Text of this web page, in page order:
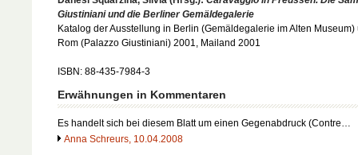
Giustiniani und die Berliner Gemäldegalerie
Katalog der Ausstellung in Berlin (Gemäldegalerie im Alten Museum)
Rom (Palazzo Giustiniani) 2001, Mailand 2001
ISBN: 88-435-7984-3
Erwähnungen in Kommentaren
Es handelt sich bei diesem Blatt um einen Gegenabdruck (Contre…
Anna Schreurs, 10.04.2008